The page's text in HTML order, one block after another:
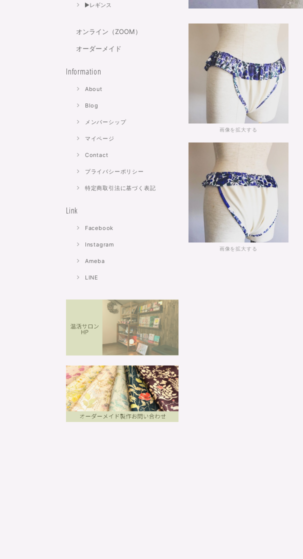
▶︎レギンス
オンライン（ZOOM）
オーダーメイド
Information
About
Blog
メンバーシップ
マイページ
Contact
プライバシーポリシー
特定商取引法に基づく表記
Link
Facebook
Instagram
Ameba
LINE
画像を拡大する
画像を拡大する